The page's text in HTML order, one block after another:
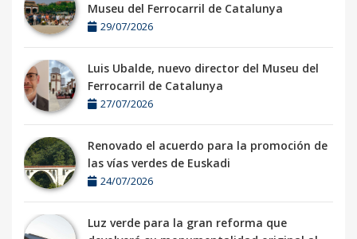
Museu del Ferrocarril de Catalunya
29/07/2026
Luis Ubalde, nuevo director del Museu del
Ferrocarril de Catalunya
27/07/2026
Renovado el acuerdo para la promoción de
las vías verdes de Euskadi
24/07/2026
Luz verde para la gran reforma que